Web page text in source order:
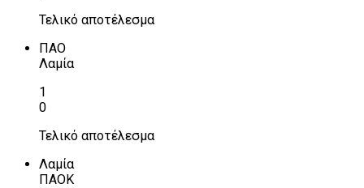
Τελικό αποτέλεσμα
ΠΑΟ
Λαμία
1
0
Τελικό αποτέλεσμα
Λαμία
ΠΑΟΚ